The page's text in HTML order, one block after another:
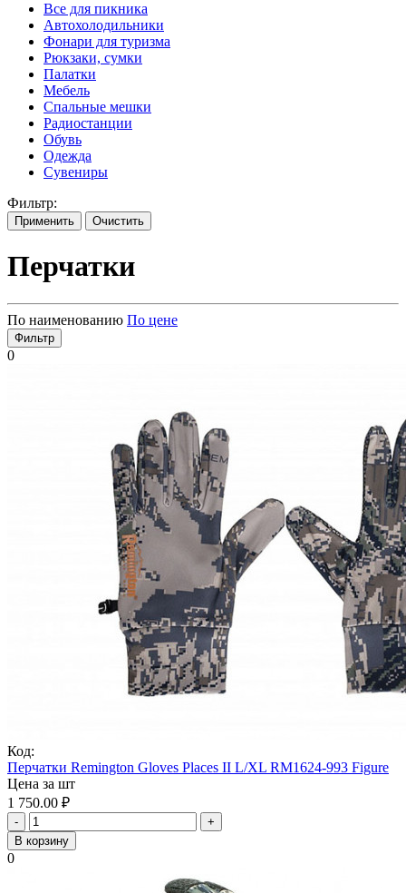
Все для пикника
Автохолодильники
Фонари для туризма
Рюкзаки, сумки
Палатки
Мебель
Спальные мешки
Радиостанции
Обувь
Одежда
Сувениры
Фильтр:
Применить Очистить
Перчатки
По наименованию По цене
Фильтр
0
Код:
Перчатки Remington Gloves Places II L/XL RM1624-993 Figure
Цена за шт
1 750.00 ₽
-
+
В корзину
0